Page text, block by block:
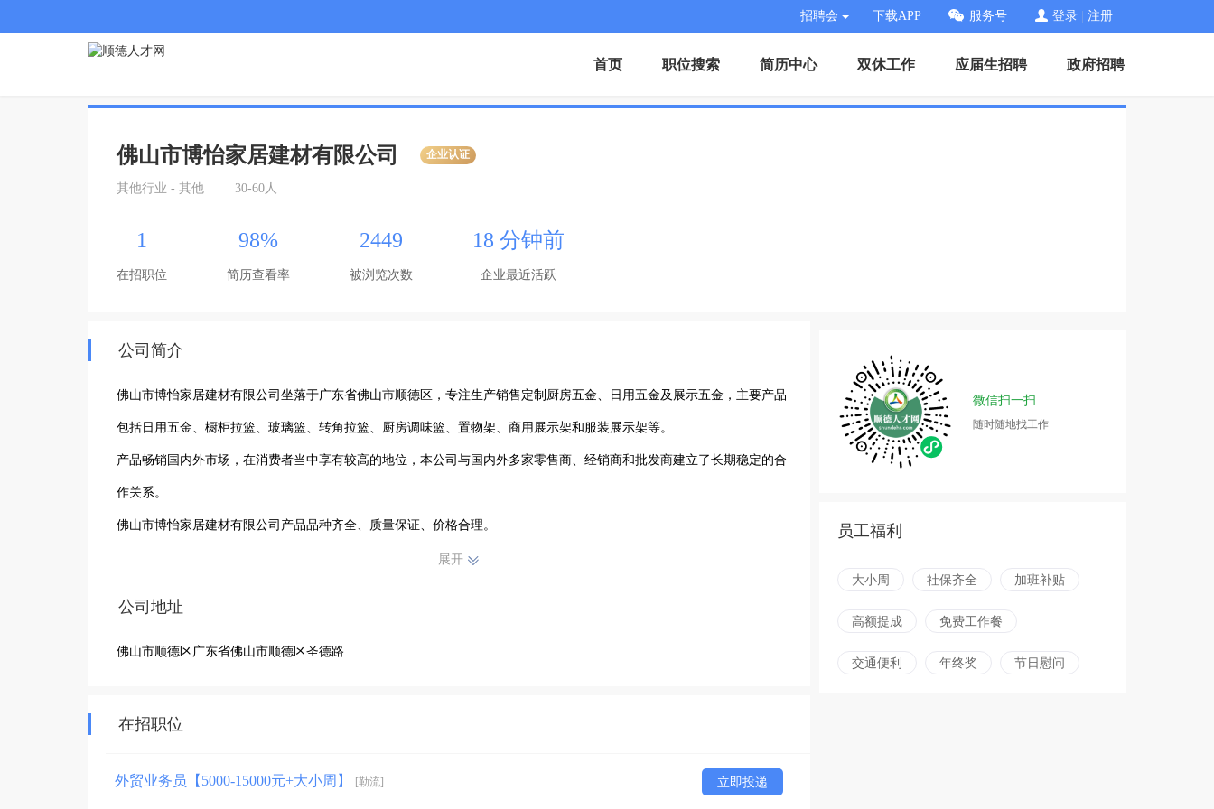
招聘会 下载APP 服务号 登录 注册
首页 职位搜索 简历中心 双休工作 应届生招聘 政府招聘
佛山市博怡家居建材有限公司 企业认证
其他行业 - 其他 30-60人
1
在招职位
98%
简历查看率
2449
被浏览次数
18 分钟前
企业最近活跃
公司简介
佛山市博怡家居建材有限公司坐落于广东省佛山市顺德区，专注生产销售定制厨房五金、日用五金及展示五金，主要产品
包括日用五金、橱柜拉篮、玻璃篮、转角拉篮、厨房调味篮、置物架、商用展示架和服装展示架等。
产品畅销国内外市场，在消费者当中享有较高的地位，本公司与国内外多家零售商、经销商和批发商建立了长期稳定的合
作关系。
佛山市博怡家居建材有限公司产品品种齐全、质量保证、价格合理。
公司本着重诚信、保质量、优服务的经营理念，以多品种经营特色和薄利多销的原则，赢得了广大客户的信任。
展开
公司地址
佛山市顺德区广东省佛山市顺德区圣德路
在招职位
外贸业务员【5000-15000元+大小周】 [勒流] 立即投递
微信扫一扫
随时随地找工作
员工福利
大小周 社保齐全 加班补贴
高额提成 免费工作餐
交通便利 年终奖 节日慰问